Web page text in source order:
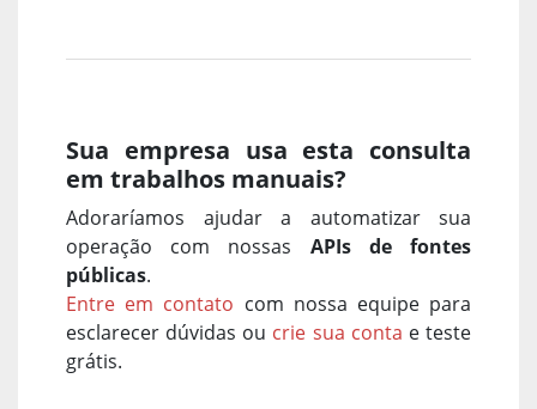
Sua empresa usa esta consulta
em trabalhos manuais?
Adoraríamos ajudar a automatizar sua
operação com nossas APIs de fontes
públicas.
Entre em contato com nossa equipe para
esclarecer dúvidas ou crie sua conta e teste
grátis.